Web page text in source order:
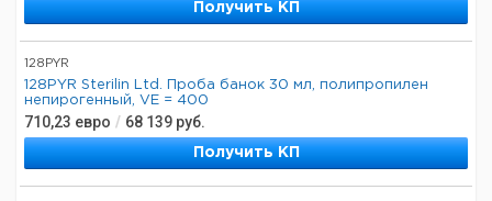
Получить КП
128PYR
128PYR Sterilin Ltd. Проба банок 30 мл, полипропилен
непирогенный, VE = 400
710,23 евро / 68 139 руб.
Получить КП